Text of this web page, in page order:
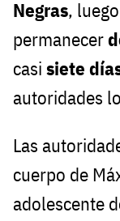
Negras,
permanecer
casi siete
autoridades
Las
cuerpo de
adolescente